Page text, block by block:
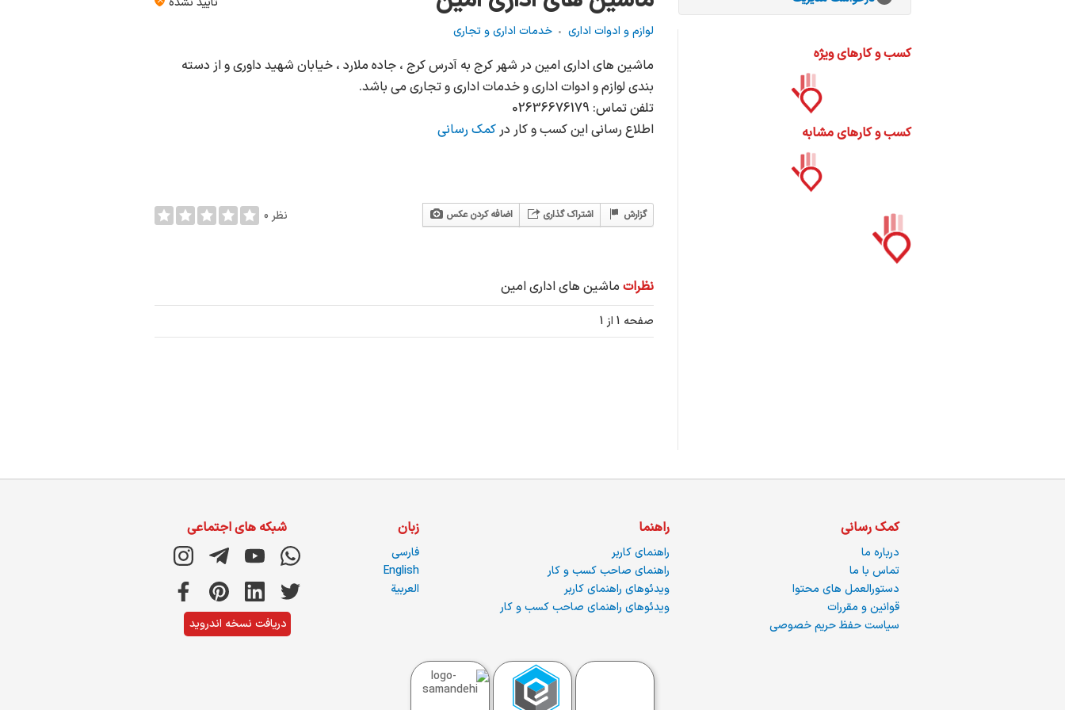
لوازم و ادوات اداری
خدمات اداری و تجاری
ماشین های اداری امین در شهر کرج به آدرس کرج ، جاده ملارد ، خیابان شهید داوری و از دسته
بندی لوازم و ادوات اداری و خدمات اداری و تجاری می باشد.
تلفن تماس: 02636676179
اطلاع رسانی این کسب و کار درکمک رسانی
اضافه کردن عکس اشتراک گذاری گزارش 0 نظر
نظرات ماشین های اداری امین
صفحه 1 از 1
کسب و کارهای ویژه
کسب و کارهای مشابه
کمک رسانی
درباره ما
تماس با ما
دستورالعمل های محتوا
قوانین و مقررات
سیاست حفظ حریم خصوصی
راهنما
راهنمای کاربر
راهنمای صاحب کسب و کار
ویدئوهای راهنمای کاربر
ویدئوهای راهنمای صاحب کسب و کار
زبان
فارسی
English
العربية
شبکه های اجتماعی
دریافت نسخه اندروید